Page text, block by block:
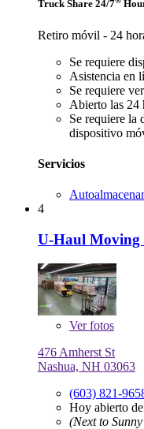
Truck Share 24/7
Retiro móvil - 24
Se requiere
Asistencia en
Se requiere
Abierto las 24
Se requiere la
dispositivo
Servicios
4
U-Haul Moving
Verfotos
476 Amherst St
Nashua, NH 03063
(603) 821-
Hoy abierto
(Next to